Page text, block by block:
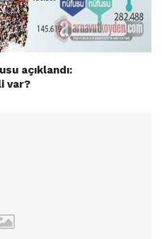
açıklandı:
var?